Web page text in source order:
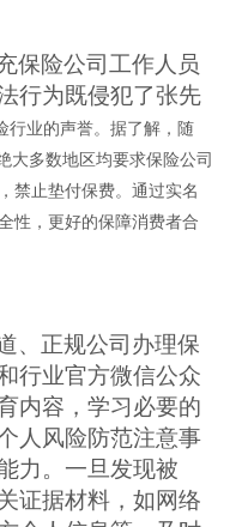
保险公司工作人员
行为既侵犯了张先
行业的声誉。据了解，随
大多数地区均要求保险公司
禁止垫付保费。通过实名
性，更好的保障消费者合
、正规公司办理保
行业官方微信公众
内容，学习必要的
人风险防范注意事
力。一旦发现被
证据材料，如网络